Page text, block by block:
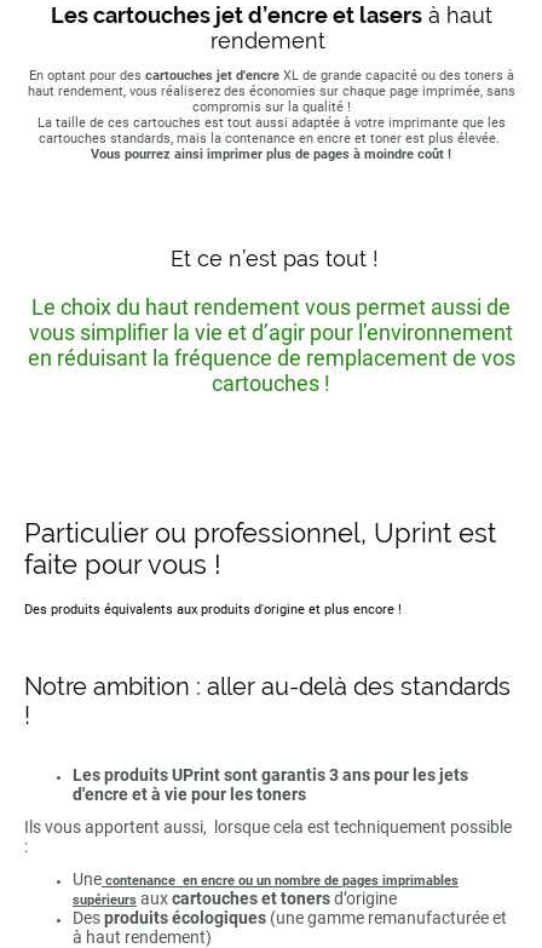
Les cartouches jet d’encre et lasersà haut
rendement
En optant pour des cartouches jet d'encreXL de grande capacité ou des toners à
haut rendement, vous réaliserez des économies sur chaque page imprimée, sans
compromis sur la qualité !
La taille de ces cartouches est tout aussi adaptée à votre imprimante que les
cartouches standards, mais la contenance en encre et toner est plus élevée.
Vous pourrez ainsi imprimer plus de pages à moindre coût !
Et ce n’est pas tout !
Le choix du haut rendement vous permet aussi de
vous simplifier la vie et d’agir pour l’environnement
en réduisant la fréquence de remplacement de vos
cartouches !
Particulier ou professionnel, Uprint est
faite pour vous !
Des produits équivalents aux produits d'origine et plus encore !
Notre ambition : aller au-delà des standards
!
Les produits UPrint sont garantis 3 ans pour les jets
d'encre et à vie pour les toners
Ils vous apportent aussi, lorsque cela est techniquement possible
:
Une contenance en encre ou un nombre de pages imprimables
supérieurs auxcartouches et tonersd’origine
Desproduits écologiques (une gamme remanufacturée et
à haut rendement)